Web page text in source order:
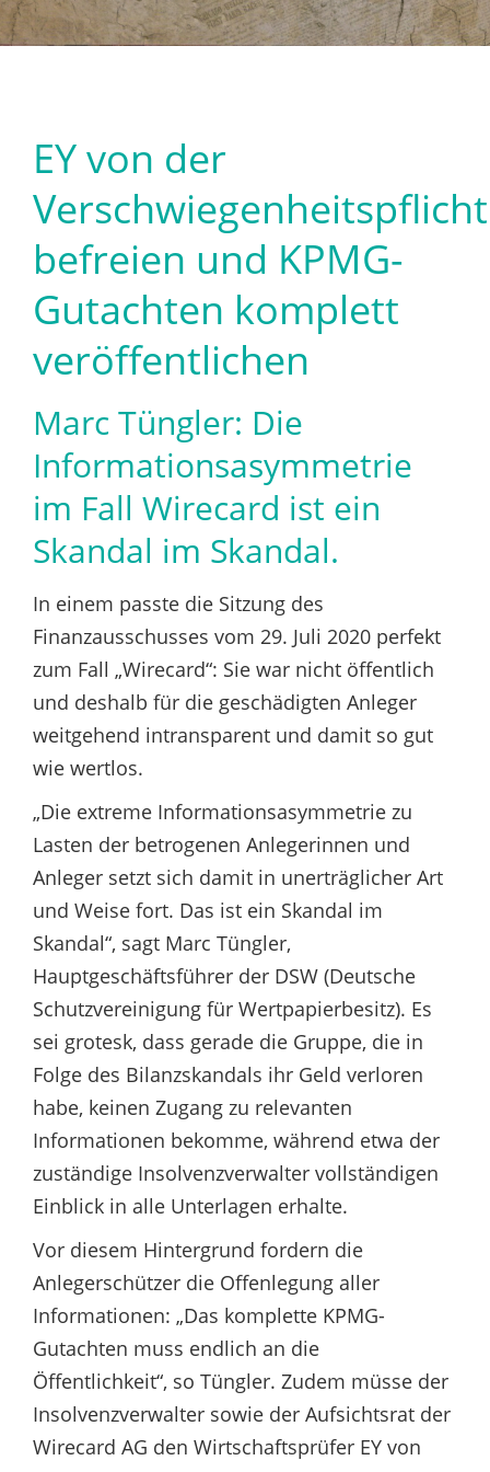
EY von der
Verschwiegenheitspflicht
befreien und KPMG-
Gutachten komplett
veröffentlichen
Marc Tüngler: Die
Informationsasymmetrie
im Fall Wirecard ist ein
Skandal im Skandal.
In einem passte die Sitzung des
Finanzausschusses vom 29. Juli 2020 perfekt
zum Fall „Wirecard“: Sie war nicht öffentlich
und deshalb für die geschädigten Anleger
weitgehend intransparent und damit so gut
wie wertlos.
„Die extreme Informationsasymmetrie zu
Lasten der betrogenen Anlegerinnen und
Anleger setzt sich damit in unerträglicher Art
und Weise fort. Das ist ein Skandal im
Skandal“, sagt Marc Tüngler,
Hauptgeschäftsführer der DSW (Deutsche
Schutzvereinigung für Wertpapierbesitz). Es
sei grotesk, dass gerade die Gruppe, die in
Folge des Bilanzskandals ihr Geld verloren
habe, keinen Zugang zu relevanten
Informationen bekomme, während etwa der
zuständige Insolvenzverwalter vollständigen
Einblick in alle Unterlagen erhalte.
Vor diesem Hintergrund fordern die
Anlegerschützer die Offenlegung aller
Informationen: „Das komplette KPMG-
Gutachten muss endlich an die
Öffentlichkeit“, so Tüngler. Zudem müsse der
Insolvenzverwalter sowie der Aufsichtsrat der
Wirecard AG den Wirtschaftsprüfer EY von